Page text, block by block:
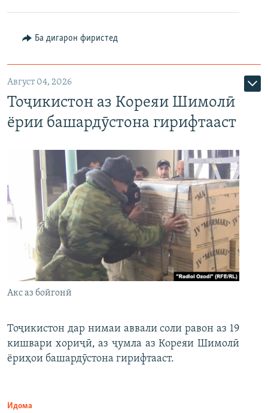
Ба дигарон фиристед
Август 04, 2026
Тоҷикистон аз Кореяи Шимолӣ
ёрии башардӯстона гирифтааст
Акс аз бойгонӣ
Тоҷикистон дар нимаи аввали соли равон аз 19
кишвари хориҷӣ, аз ҷумла аз Кореяи Шимолӣ
ёриҳои башардӯстона гирифтааст.
Идома